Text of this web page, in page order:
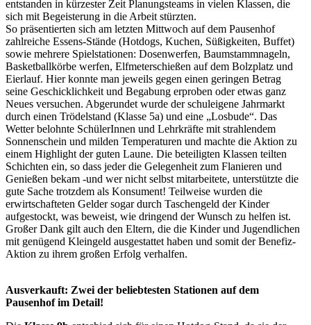
entstanden in kürzester Zeit Planungsteams in vielen Klassen, die
sich mit Begeisterung in die Arbeit stürzten.
So präsentierten sich am letzten Mittwoch auf dem Pausenhof
zahlreiche Essens-Stände (Hotdogs, Kuchen, Süßigkeiten, Buffet)
sowie mehrere Spielstationen: Dosenwerfen, Baumstammnageln,
Basketballkörbe werfen, Elfmeterschießen auf dem Bolzplatz und
Eierlauf. Hier konnte man jeweils gegen einen geringen Betrag
seine Geschicklichkeit und Begabung erproben oder etwas ganz
Neues versuchen. Abgerundet wurde der schuleigene Jahrmarkt
durch einen Trödelstand (Klasse 5a) und eine „Losbude“. Das
Wetter belohnte SchülerInnen und Lehrkräfte mit strahlendem
Sonnenschein und milden Temperaturen und machte die Aktion zu
einem Highlight der guten Laune. Die beteiligten Klassen teilten
Schichten ein, so dass jeder die Gelegenheit zum Flanieren und
Genießen bekam -und wer nicht selbst mitarbeitete, unterstützte die
gute Sache trotzdem als Konsument! Teilweise wurden die
erwirtschafteten Gelder sogar durch Taschengeld der Kinder
aufgestockt, was beweist, wie dringend der Wunsch zu helfen ist.
Großer Dank gilt auch den Eltern, die die Kinder und Jugendlichen
mit genügend Kleingeld ausgestattet haben und somit der Benefiz-
Aktion zu ihrem großen Erfolg verhalfen.
Ausverkauft: Zwei der beliebtesten Stationen auf dem
Pausenhof im Detail!